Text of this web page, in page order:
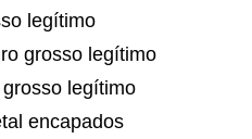
legítimo
grosso legítimo
legítimo
encapados